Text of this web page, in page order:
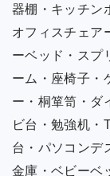
器棚・キッチン
オフィスチェア
ーベッド・スプ
ーム・座椅子・
ー・桐箪笥・ダ
ビ台・勉強机・
台・パソコンデ
金庫・ベビーベ